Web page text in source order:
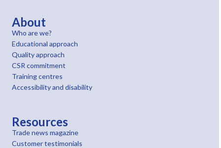
About
Who are we?
Educational approach
Quality approach
CSR commitment
Training centres
Accessibility and disability
Resources
Trade news magazine
Customer testimonials